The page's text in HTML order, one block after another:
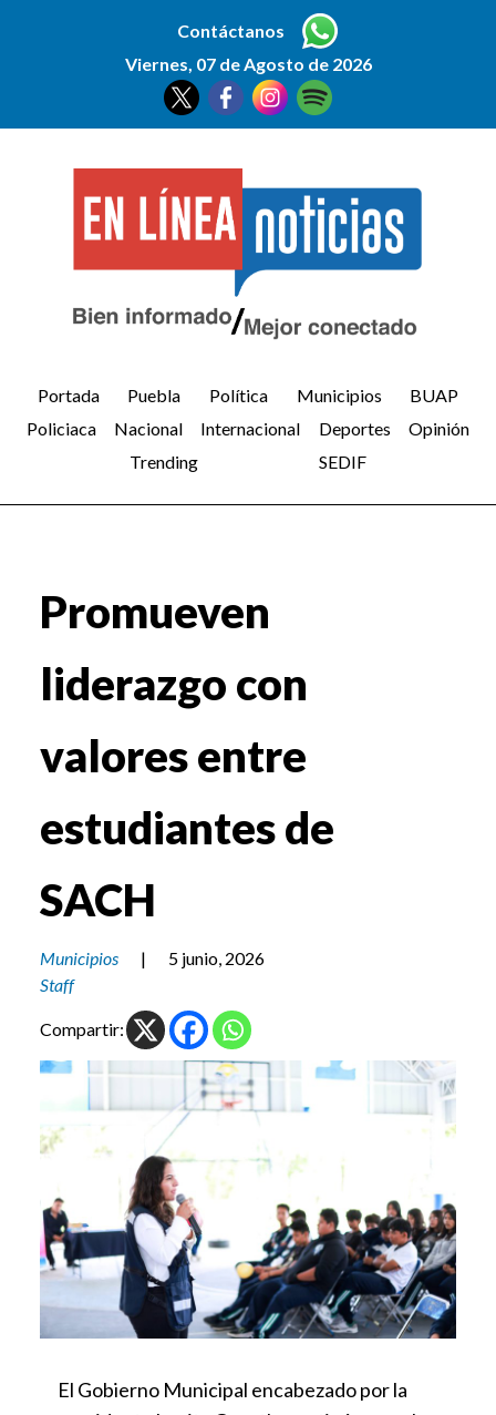
Contáctanos
Viernes, 07 de Agosto de 2026
Portada Puebla Política Municipios
BUAP
Policiaca
Nacional Internacional Deportes
Opinión
Trending
SEDIF
Promueven
liderazgo con
valores entre
estudiantes de
SACH
Municipios |
5 junio, 2026
Staff
Compartir:
El Gobierno Municipal encabezado por la